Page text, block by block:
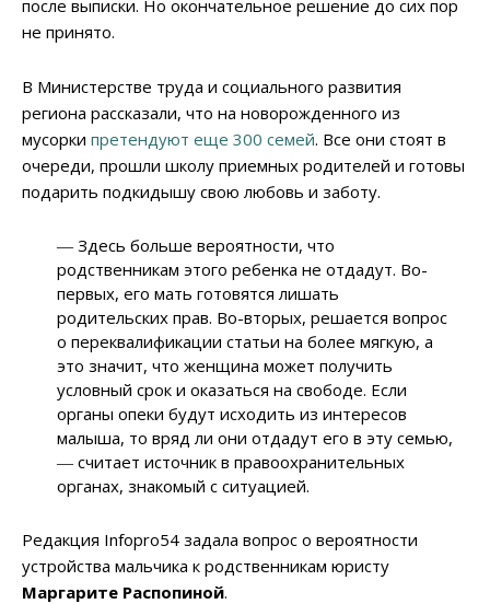
после выписки. Но окончательное решение до сих пор
не принято.
В Министерстве труда и социального развития
региона рассказали, что на новорожденного из
мусорки претендуют еще 300 семей. Все они стоят в
очереди, прошли школу приемных родителей и готовы
подарить подкидышу свою любовь и заботу.
― Здесь больше вероятности, что
родственникам этого ребенка не отдадут. Во-
первых, его мать готовятся лишать
родительских прав. Во-вторых, решается вопрос
о переквалификации статьи на более мягкую, а
это значит, что женщина может получить
условный срок и оказаться на свободе. Если
органы опеки будут исходить из интересов
малыша, то вряд ли они отдадут его в эту семью,
― считает источник в правоохранительных
органах, знакомый с ситуацией.
Редакция Infopro54 задала вопрос о вероятности
устройства мальчика к родственникам юристу
Маргарите Распопиной.